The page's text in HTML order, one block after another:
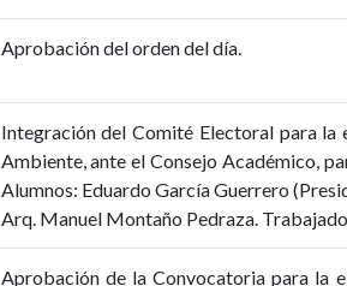
Aprobación del orden del día.
Integración del Comité Electoral para la
Ambiente, ante el Consejo Académico,
Alumnos: Eduardo García Guerrero
Arq. Manuel Montaño Pedraza.
Aprobación de la Convocatoria para la